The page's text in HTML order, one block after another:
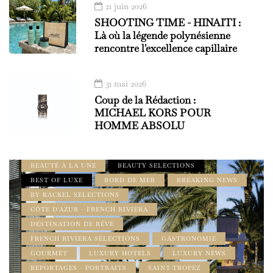
21 juin 2026
SHOOTING TIME - HINAITI :
Là où la légende polynésienne
rencontre l'excellence capillaire
31 mai 2026
Coup de la Rédaction :
MICHAEL KORS POUR
HOMME ABSOLU
BEAUTÉ À LA UNE
BEAUTY SELECTIONS
BEST OF LUXE
BORD DE MER
BREAKING NEWS
BY RACKEL SELECTIONS
CÔTE D'AZUR - FRENCH RIVIERA
DESTINATION DE RÊVE
FRENCH RIVIERA SELECTIONS
GASTRONOMIE
GOURMET
LUXURY HOTELS
LUXURY NEWS
REPORTAGES - PORTRAITS
SAINT-TROPEZ